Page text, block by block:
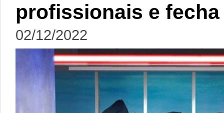
profissionais e
02/12/2022